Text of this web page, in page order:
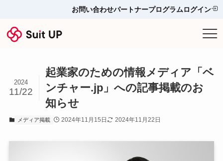
プランと料金
他ツールとの比較＆選び方
お問い合わせパートナープログラムログイン
起業家のための情報メディア「ベ
ンチャー.jp」への記事掲載のお
知らせ
2024
11/22
メディア掲載 2024年11月15日 2024年11月22日